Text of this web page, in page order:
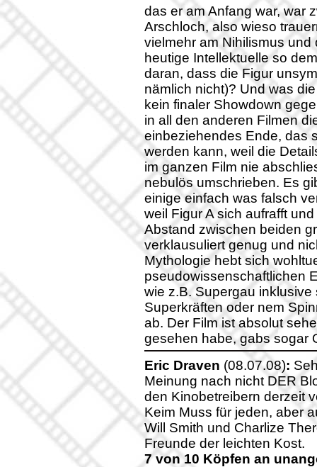
das er am Anfang war, war
Arschloch, also wieso
vielmehr am Nihilismus
heutige Intellektuelle so
daran, dass die Figur
nämlich nicht)? Und was
kein finaler Showdown
in all den anderen Filmen
einbeziehendes Ende, das
werden kann, weil die
im ganzen Film nie
nebulös umschrieben. Es
einige einfach was falsch
weil Figur A sich aufrafft
Abstand zwischen beiden
verklausuliert genug und
Mythologie hebt sich
pseudowissenschaftlichen
wie z.B. Supergau
Superkräften oder nem
ab. Der Film ist absolut
gesehen habe, gabs sogar
Eric Draven (08.07.08):
Meinung nach nicht DER
den Kinobetreibern derzeit
Keim Muss für jeden, aber
Will Smith und Charlize
Freunde der leichten Kost.
7 von 10 Köpfen an